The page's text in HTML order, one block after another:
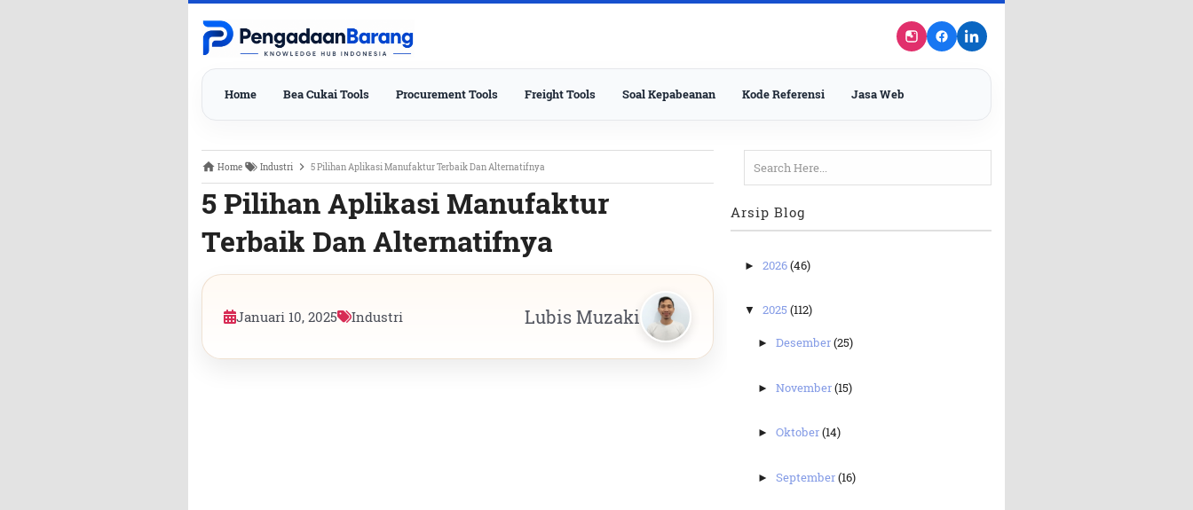
Home Bea Cukai Tools Procurement Tools Freight Tools Soal Kepabeanan Kode Referensi Jasa Web
Home Industri 5 Pilihan Aplikasi Manufaktur Terbaik Dan Alternatifnya
5 Pilihan Aplikasi Manufaktur
Terbaik Dan Alternatifnya
Januari 10, 2025 Industri Lubis Muzaki
Arsip Blog
► 2026(46)
▼ 2025 (112)
►Desember(25)
►November(15)
►Oktober(14)
►September(16)